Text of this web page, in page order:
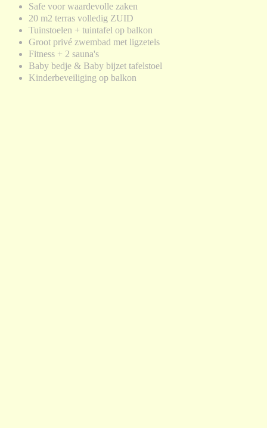
Safe voor waardevolle zaken
20 m2 terras volledig ZUID
Tuinstoelen + tuintafel op balkon
Groot privé zwembad met ligzetels
Fitness + 2 sauna's
Baby bedje & Baby bijzet tafelstoel
Kinderbeveiliging op balkon